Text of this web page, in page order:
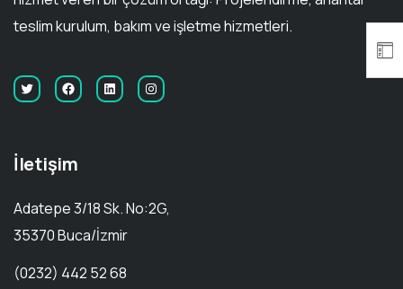
teslim kurulum, bakım ve işletme hizmetleri.
İletişim
Adatepe 3/18 Sk. No:2G,
35370 Buca/İzmir
(0232) 442 52 68